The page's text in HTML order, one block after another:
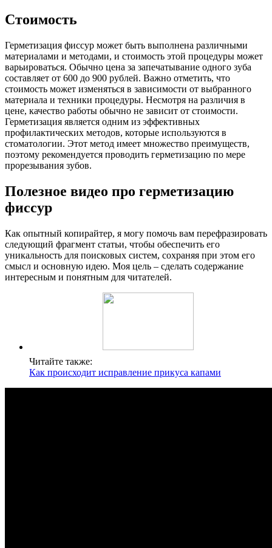
Стоимость
Герметизация фиссур может быть выполнена различными
материалами и методами, и стоимость этой процедуры может
варьироваться. Обычно цена за запечатывание одного зуба
составляет от 600 до 900 рублей. Важно отметить, что
стоимость может изменяться в зависимости от выбранного
материала и техники процедуры. Несмотря на различия в
цене, качество работы обычно не зависит от стоимости.
Герметизация является одним из эффективных
профилактических методов, которые используются в
стоматологии. Этот метод имеет множество преимуществ,
поэтому рекомендуется проводить герметизацию по мере
прорезывания зубов.
Полезное видео про герметизацию
фиссур
Как опытный копирайтер, я могу помочь вам перефразировать
следующий фрагмент статьи, чтобы обеспечить его
уникальность для поисковых систем, сохраняя при этом его
смысл и основную идею. Моя цель – сделать содержание
интересным и понятным для читателей.
Читайте также:
Как происходит исправление прикуса капами